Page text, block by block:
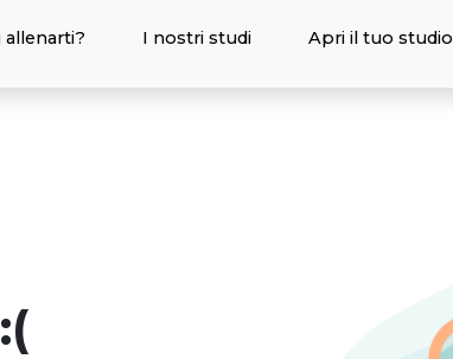
allenarti? I nostri studi Apri il tuo studio